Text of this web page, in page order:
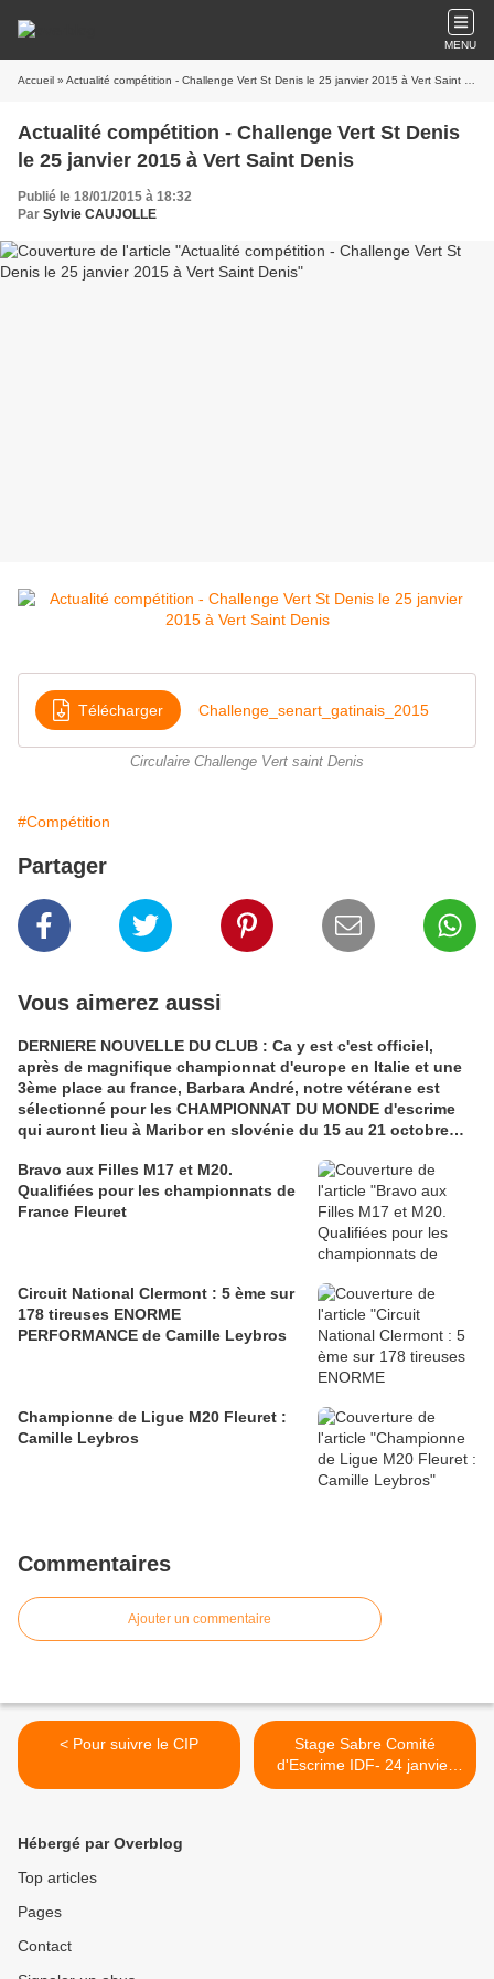
MENU
Accueil » Actualité compétition - Challenge Vert St Denis le 25 janvier 2015 à Vert Saint Denis
Actualité compétition - Challenge Vert St Denis
le 25 janvier 2015 à Vert Saint Denis
Publié le 18/01/2015 à 18:32
Par Sylvie CAUJOLLE
Télécharger Challenge_senart_gatinais_2015
Circulaire Challenge Vert saint Denis
#Compétition
Partager
Vous aimerez aussi
DERNIERE NOUVELLE DU CLUB : Ca y est c'est officiel,
après de magnifique championnat d'europe en Italie et une
3ème place au france, Barbara André, notre vétérane est
sélectionné pour les CHAMPIONNAT DU MONDE d'escrime
qui auront lieu à Maribor en slovénie du 15 au 21 octobre
bientôt
Bravo aux Filles M17 et M20.
Qualifiées pour les championnats de
France Fleuret
Circuit National Clermont : 5 ème sur
178 tireuses ENORME
PERFORMANCE de Camille Leybros
Championne de Ligue M20 Fleuret :
Camille Leybros
Commentaires
Ajouter un commentaire
< Pour suivre le CIP
Stage Sabre Comité
d'Escrime IDF- 24 janvier
2015 au CREPS Chatenay
Hébergé par Overblog
Top articles
Pages
Contact